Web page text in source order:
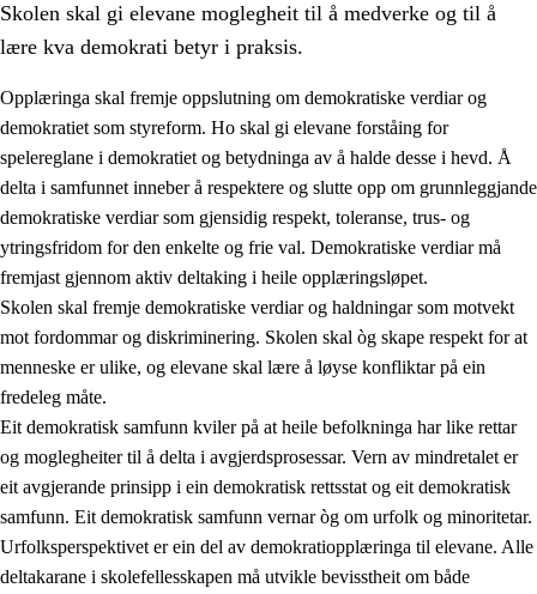
1. Verdigrunnlaget i opplæringa
1.1 Menneskeverdet
1.2 Identitet og kulturelt mangfald
1.3 Kritisk tenking og etisk bevisstheit
1.4 Skaparglede, engasjement og utforskartrong
1.5 Respekt for naturen og miljøbevisstheit
Skolen skal gi elevane moglegheit til å medverke og til å
lære kva demokrati betyr i praksis.
Opplæringa skal fremje oppslutning om demokratiske verdiar og
demokratiet som styreform. Ho skal gi elevane forståing for
spelereglane i demokratiet og betydninga av å halde desse i hevd. Å
delta i samfunnet inneber å respektere og slutte opp om grunnleggjande
demokratiske verdiar som gjensidig respekt, toleranse, trus- og
ytringsfridom for den enkelte og frie val. Demokratiske verdiar må
fremjast gjennom aktiv deltaking i heile opplæringsløpet.
Skolen skal fremje demokratiske verdiar og haldningar som motvekt
mot fordommar og diskriminering. Skolen skal òg skape respekt for at
menneske er ulike, og elevane skal lære å løyse konfliktar på ein
fredeleg måte.
Eit demokratisk samfunn kviler på at heile befolkninga har like rettar
og moglegheiter til å delta i avgjerdsprosessar. Vern av mindretalet er
eit avgjerande prinsipp i ein demokratisk rettsstat og eit demokratisk
samfunn. Eit demokratisk samfunn vernar òg om urfolk og minoritetar.
Urfolksperspektivet er ein del av demokratiopplæringa til elevane. Alle
deltakarane i skolefellesskapen må utvikle bevisstheit om både